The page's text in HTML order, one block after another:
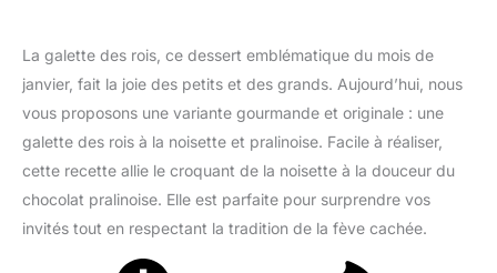
La galette des rois, ce dessert emblématique du mois de
janvier, fait la joie des petits et des grands. Aujourd’hui, nous
vous proposons une variante gourmande et originale : une
galette des rois à la noisette et pralinoise. Facile à réaliser,
cette recette allie le croquant de la noisette à la douceur du
chocolat pralinoise. Elle est parfaite pour surprendre vos
invités tout en respectant la tradition de la fève cachée.